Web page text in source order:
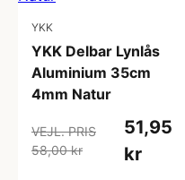
YKK
YKK Delbar Lynlås
Aluminium 35cm
4mm Natur
VEJL. PRIS
58,00 kr
51,95
kr